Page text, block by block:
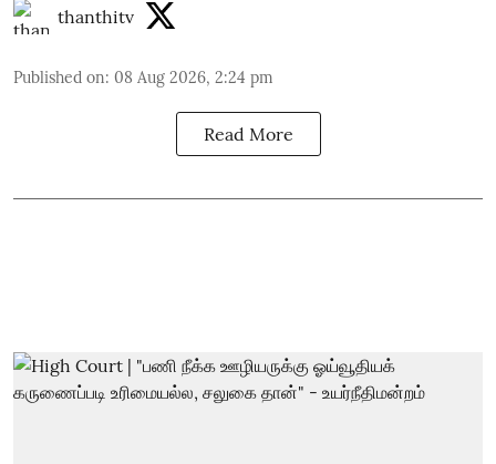
thanthitv
Published on: 08 Aug 2026, 2:24 pm
Read More